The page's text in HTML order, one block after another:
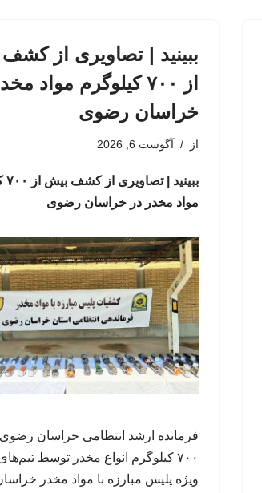
ببینید | تصاویری از
از ۷۰۰ کیلوگرم مواد
خراسان رضوی
از آگوست 6, 2026
مواد مخدر در خراسان رضوی
فرمانده ارشد انتظامی خراسان
۷۰۰ کیلوگرم انواع مخدر توسط
ویژه پلیس مبارزه با مواد مخدر